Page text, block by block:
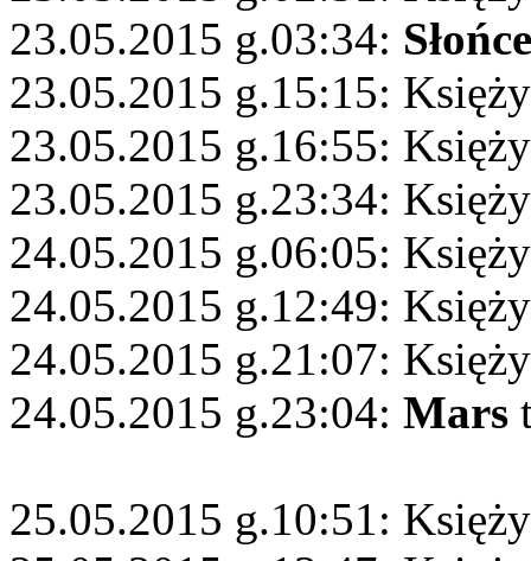
23.05.2015 g.03:34: Słońce
23.05.2015 g.15:15:
23.05.2015 g.16:55:
23.05.2015 g.23:34:
24.05.2015 g.06:05:
24.05.2015 g.12:49:
24.05.2015 g.21:07:
24.05.2015 g.23:04: Mars
25.05.2015 g.10:51: